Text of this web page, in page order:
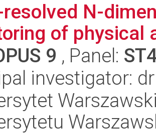
N-
of physical
9 , Panel:
investigator: